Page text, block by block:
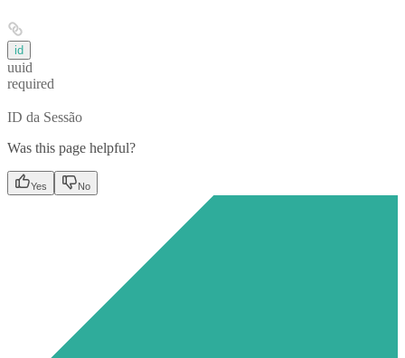
id
uuid
required
ID da Sessão
Was this page helpful?
Yes No